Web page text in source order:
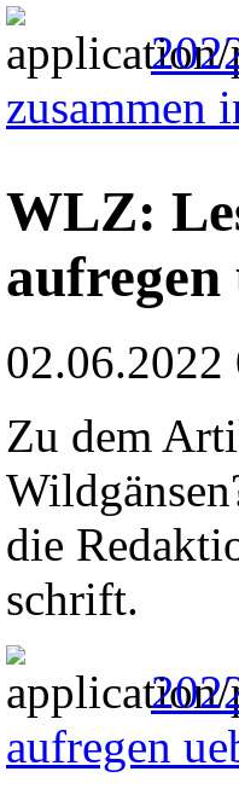
zusammen
WLZ:
aufregen
02.06.2022
Zu dem
die
schrift.
aufregen